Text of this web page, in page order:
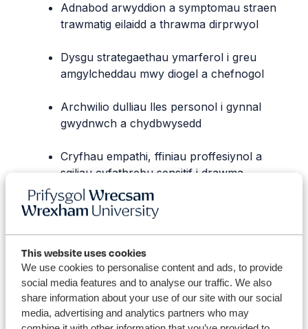
This website uses cookies
We use cookies to personalise content and ads, to provide
social media features and to analyse our traffic. We also
share information about your use of our site with our social
media, advertising and analytics partners who may
Adnabod arwyddion a symptomau straen
trawmatig eilaidd a thrawma dirprwyol
Dysgu strategaethau ymarferol i greu
amgylcheddau mwy diogel a chefnogol
Archwilio dulliau lles personol i gynnal
gwydnwch a chydbwysedd
Cryfhau empathi, ffiniau proffesiynol a
sgiliau cyfathrebu sensitif i drawma
Mae’r sesiwn hon yn cefnogi sefydliadau i ddatblygu
diwylliant gwaith tosturiol a diogel yn seicolegol — un
sy’n fuddiol i staff a’r bobl sy’n rhyngweithio â’r
sefydliad.
Cysylltwch i archebu’r gweithdy hwn a chyflwyno
egwyddorion ymwybodol o drawma i’ch strategaeth
llesiant.